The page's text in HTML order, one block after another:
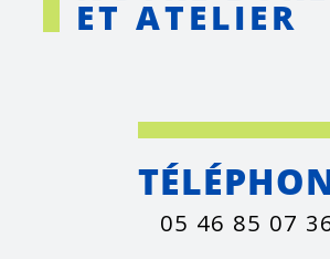
ET ATELIER
05 46 85 07